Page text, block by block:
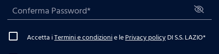
Accetta iTermini e condizionie lePrivacy policyDI S.S. LAZIO*